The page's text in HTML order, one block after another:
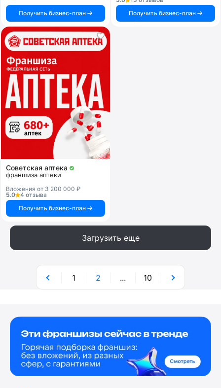
Получить бизнес-план
Получить бизнес-план
Советская аптека
франшиза аптеки
Вложения от 3 200 000 ₽
5.0
4 отзыва
Получить бизнес-план
Загрузить еще
1 2 ... 10